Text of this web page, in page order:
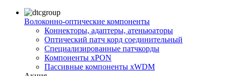
Волоконно-оптические компоненты
Коннекторы, адаптеры, атеньюаторы
Оптический патч корд соединительный
Специализированные патчкорды
Компоненты xPON
Пассивные компоненты xWDM